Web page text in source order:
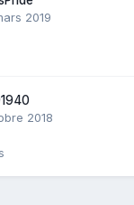
2019
2018